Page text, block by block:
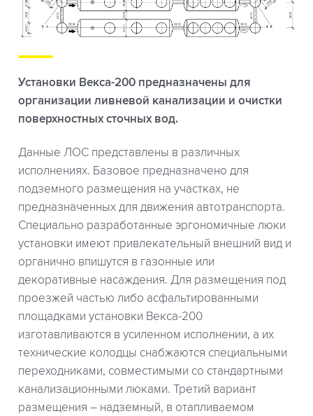
Установки Векса-200 предназначены для
организации ливневой канализации и очистки
поверхностных сточных вод.
Данные ЛОС представлены в различных
исполнениях. Базовое предназначено для
подземного размещения на участках, не
предназначенных для движения автотранспорта.
Специально разработанные эргономичные люки
установки имеют привлекательный внешний вид и
органично впишутся в газонные или
декоративные насаждения. Для размещения под
проезжей частью либо асфальтированными
площадками установки Векса-200
изготавливаются в усиленном исполнении, а их
технические колодцы снабжаются специальными
переходниками, совместимыми со стандартными
канализационными люками. Третий вариант
размещения – надземный, в отапливаемом